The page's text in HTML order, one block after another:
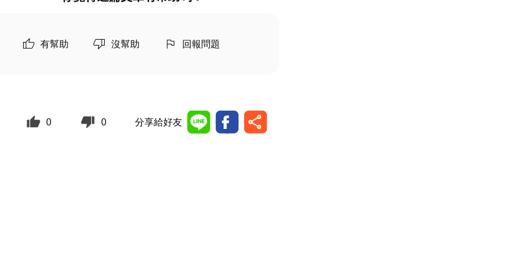
有幫助 沒幫助 回報問題
0 0 分享給好友